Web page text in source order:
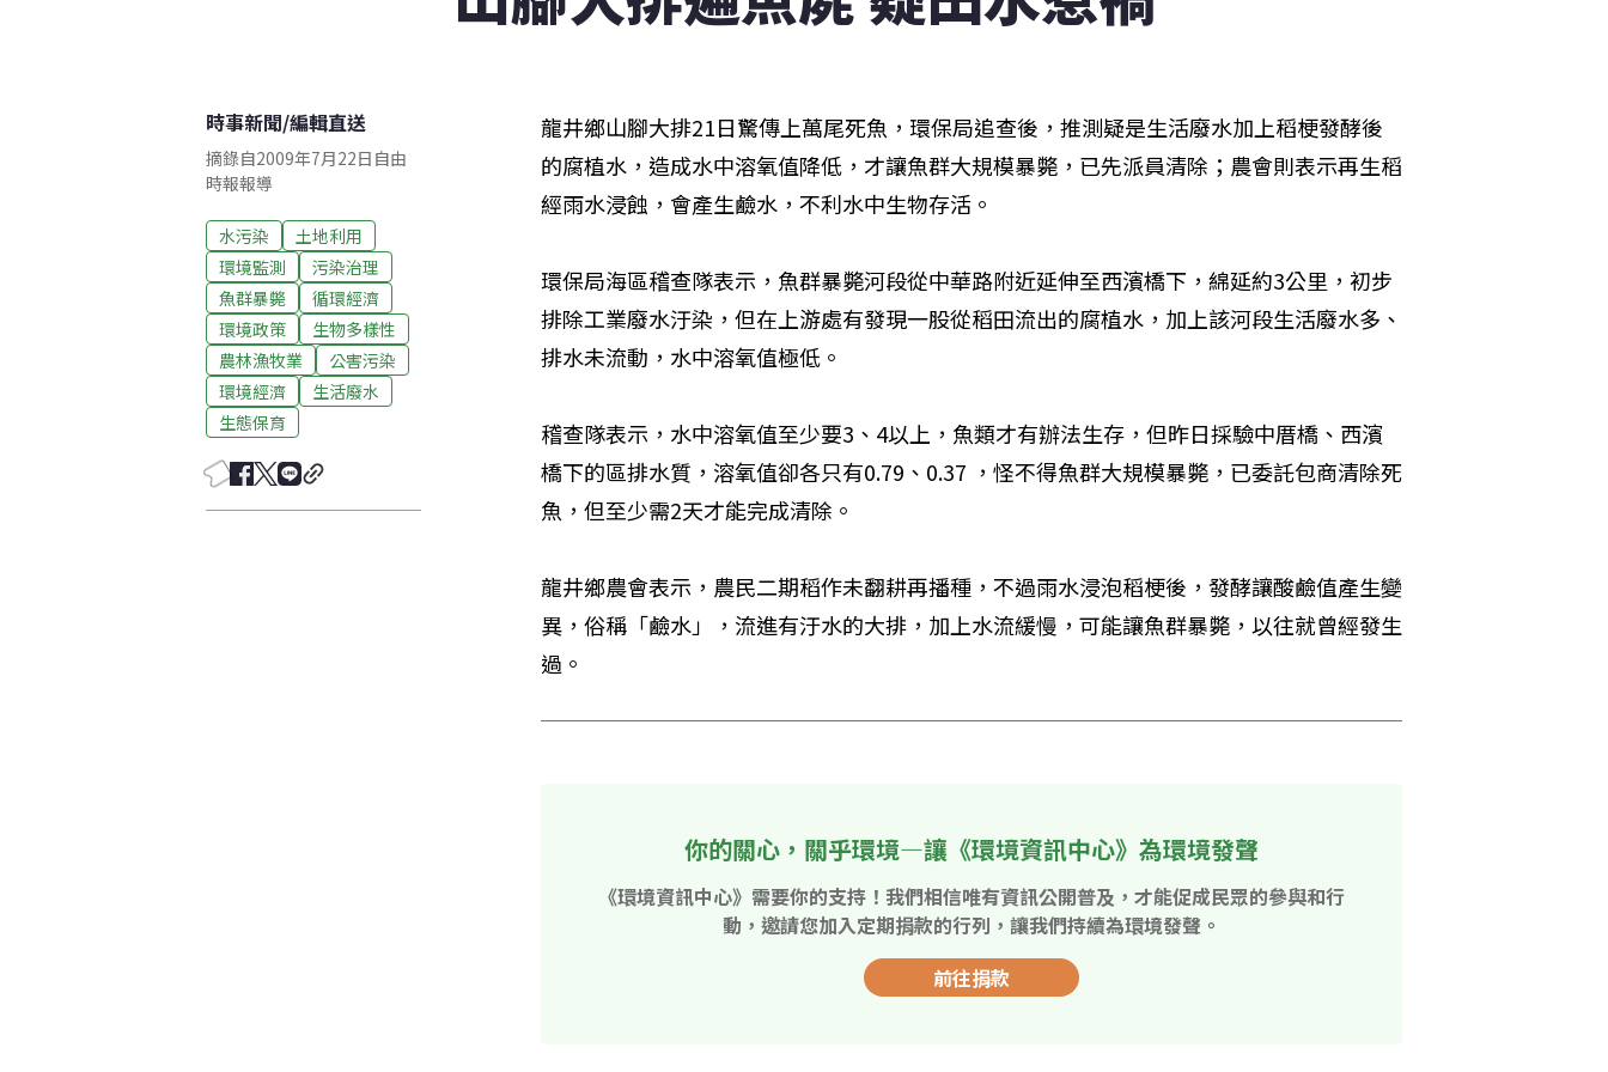
時事新聞/編輯直送
摘錄自2009年7月22日自由
時報報導
水污染
土地利用
環境監測
污染治理
魚群暴斃
循環經濟
環境政策
生物多樣性
農林漁牧業
公害污染
環境經濟
生活廢水
生態保育
龍井鄉山腳大排21日驚傳上萬尾死魚，環保局追查後，推測疑是生活廢水加上稻梗發酵後
的腐植水，造成水中溶氧值降低，才讓魚群大規模暴斃，已先派員清除；農會則表示再生稻
經雨水浸蝕，會產生鹼水，不利水中生物存活。
環保局海區稽查隊表示，魚群暴斃河段從中華路附近延伸至西濱橋下，綿延約3公里，初步
排除工業廢水汙染，但在上游處有發現一股從稻田流出的腐植水，加上該河段生活廢水多、
排水未流動，水中溶氧值極低。
稽查隊表示，水中溶氧值至少要3、4以上，魚類才有辦法生存，但昨日採驗中厝橋、西濱
橋下的區排水質，溶氧值卻各只有0.79、0.37 ，怪不得魚群大規模暴斃，已委託包商清除死
魚，但至少需2天才能完成清除。
龍井鄉農會表示，農民二期稻作未翻耕再播種，不過雨水浸泡稻梗後，發酵讓酸鹼值產生變
異，俗稱「鹼水」，流進有汙水的大排，加上水流緩慢，可能讓魚群暴斃，以往就曾經發生
過。
你的關心，關乎環境—讓《環境資訊中心》為環境發聲
《環境資訊中心》需要你的支持！我們相信唯有資訊公開普及，才能促成民眾的參與和行
動，邀請您加入定期捐款的行列，讓我們持續為環境發聲。
前往捐款